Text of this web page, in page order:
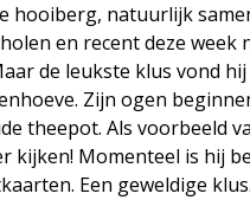
hooiberg, natuurlijk
en recent deze
de leukste klus vond
Zijn ogen
theepot. Als voorbeeld
kijken! Momenteel is hij
Een geweldige